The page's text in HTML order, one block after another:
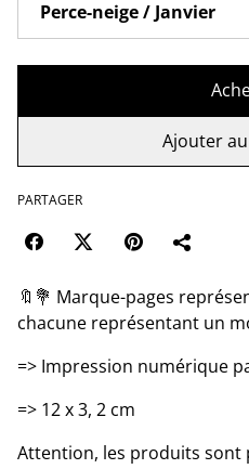
Ajouter
PARTAGER
🔖💐 Marque-pages
chacune représentant un
=> Impression numérique
=> 12 x 3, 2 cm
Attention, les produits sont